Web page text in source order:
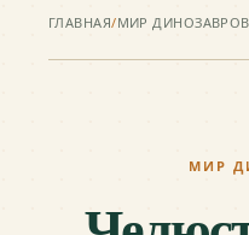
ГЛАВНАЯ/МИР ДИНОЗАВРОВ
МИР